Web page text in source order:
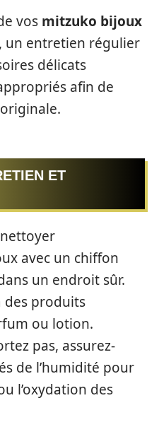
vos mitzuko bijoux
un entretien régulier
délicats
afin de
ET
avec un chiffon
un endroit sûr.
des produits
ou lotion.
pas, assurez-
de l’humidité pour
l’oxydation des